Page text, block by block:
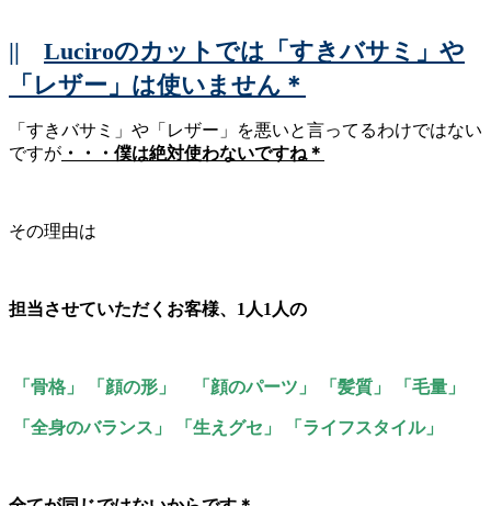
|| Luciroのカットでは「すきバサミ」や
「レザー」は使いません＊
「すきバサミ」や「レザー」を悪いと言ってるわけではない
ですが ・・・僕は絶対使わないですね＊
その理由は
担当させていただくお客様、1人1人の
「骨格」 「顔の形」 「顔のパーツ」 「髪質」 「毛量」
「全身のバランス」 「生えグセ」 「ライフスタイル」